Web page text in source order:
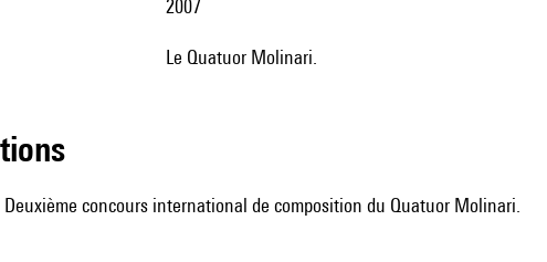
2007
le Quatuor Molinari.
concours international de composition du Quatuor Molinari.